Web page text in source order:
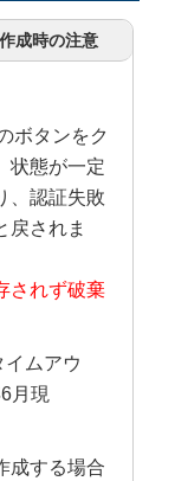
成時の注意
ボタンをク
状態が一定
、認証失敗
戻されま
されず破棄
ムアウ
月現
成する場合